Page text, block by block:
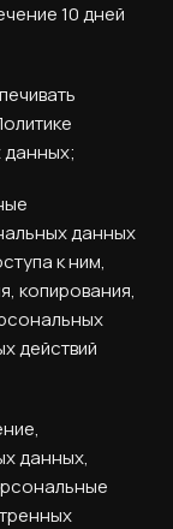
10 дней
данных;
данных
к ним,
копирования,
действий
данных,